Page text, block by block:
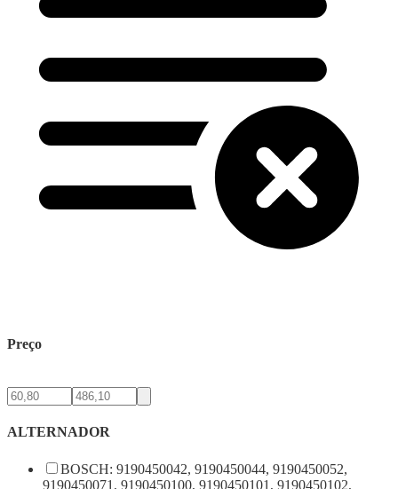
Preço
ALTERNADOR
BOSCH: 9190450042, 9190450044, 9190450052,
9190450071, 9190450100, 9190450101, 9190450102,